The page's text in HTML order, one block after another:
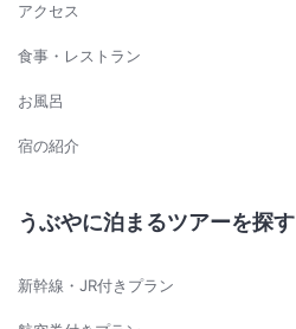
アクセス
食事・レストラン
お風呂
宿の紹介
うぶやに泊まるツアーを探す
新幹線・JR付きプラン